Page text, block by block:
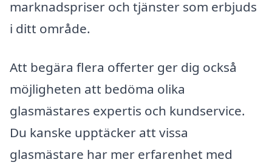
marknadspriser och tjänster som erbjuds
i ditt område.
Att begära flera offerter ger dig också
möjligheten att bedöma olika
glasmästares expertis och kundservice.
Du kanske upptäcker att vissa
glasmästare har mer erfarenhet med